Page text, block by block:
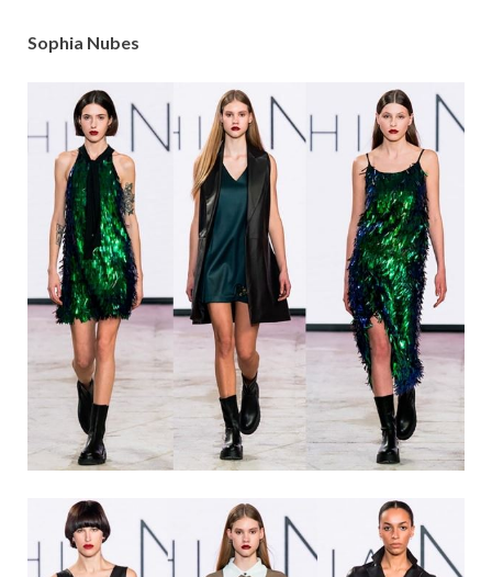
Sophia Nubes